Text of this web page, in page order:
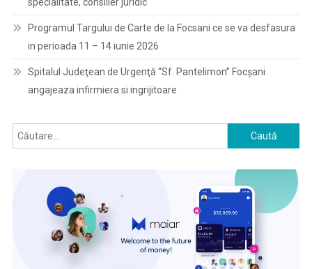
Programul Targului de Carte de la Focsani ce se va desfasura
in perioada 11 – 14 iunie 2026
Spitalul Judeţean de Urgenţă “Sf. Pantelimon” Focşani
angajeaza infirmiera si ingrijitoare
Caută
după: